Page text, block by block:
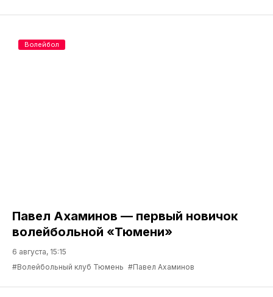
Павел Ахаминов — первый новичок
волейбольной «Тюмени»
6 августа, 15:15
#Волейбольный клуб Тюмень #Павел Ахаминов
Волейбол